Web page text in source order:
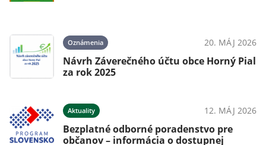
Oznámenia 20. MÁJ 2026
Návrh Záverečného účtu obce Horný Pial
za rok 2025
Aktuality 12. MÁJ 2026
Bezplatné odborné poradenstvo pre
občanov – informácia o dostupnej